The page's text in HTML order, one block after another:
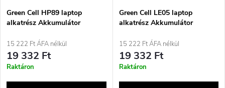
Green Cell HP89 laptop
alkatrész Akkumulátor
15 222 Ft ÁFA nélkül
19 332 Ft
Raktáron
Green Cell LE05 laptop
alkatrész Akkumulátor
15 222 Ft ÁFA nélkül
19 332 Ft
Raktáron